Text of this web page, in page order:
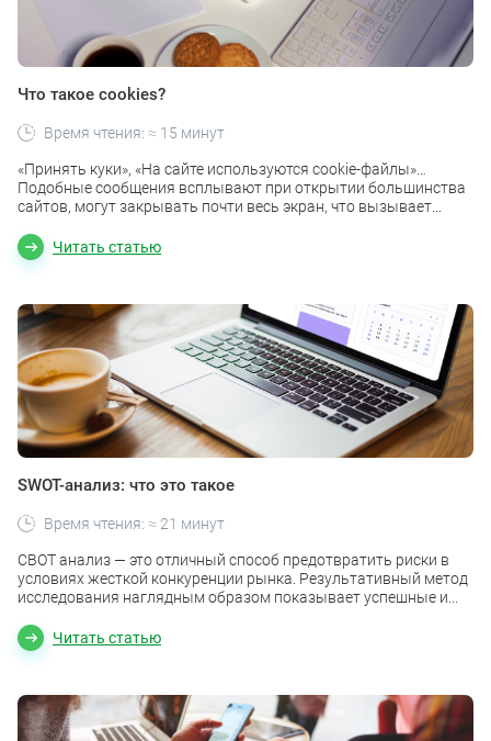
Что такое cookies?
«Принять куки», «На сайте используются cookie-файлы»…
Подобные сообщения всплывают при открытии большинства
сайтов, могут закрывать почти весь экран, что вызывает...
Читать статью
Время чтения: ≈ 15 минут
SWOT-анализ: что это такое
СВОТ анализ — это отличный способ предотвратить риски в
условиях жесткой конкуренции рынка. Результативный метод
исследования наглядным образом показывает успешные и...
Читать статью
Время чтения: ≈ 21 минут